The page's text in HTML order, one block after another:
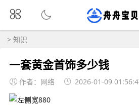
> 知识
一套黄金首饰多少钱
作者：网络 2026-01-09